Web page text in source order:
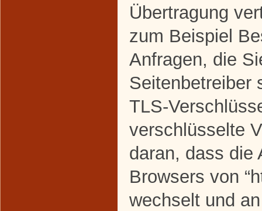
Übertragung
zum Beispiel
Anfragen, die
Seitenbetreiber
TLS-
verschlüsselte
daran, dass die
Browsers von
wechselt und